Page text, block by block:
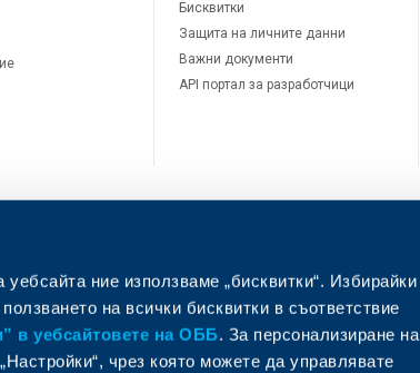
ние използваме „бисквитки“. Избирайки
на всички бисквитки в съответствие
в уебсайтовете на ОББ. За персонализиране на
чрез която можете да управлявате
Бисквитки
Защита на личните данни
Важни документи
API портал за разработчици